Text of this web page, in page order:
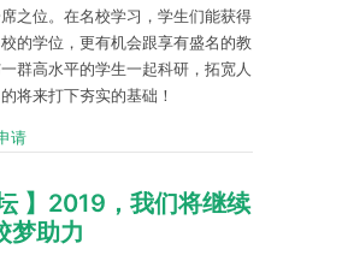
之位。在名校学习，学生们能获得
的学位，更有机会跟享有盛名的教
群高水平的学生一起科研，拓宽人
将来打下夯实的基础！
请
】2019，我们将继续
梦助力